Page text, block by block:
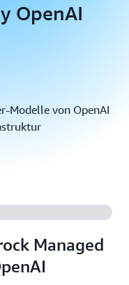
OpenAI
Modelle von OpenAI
Managed